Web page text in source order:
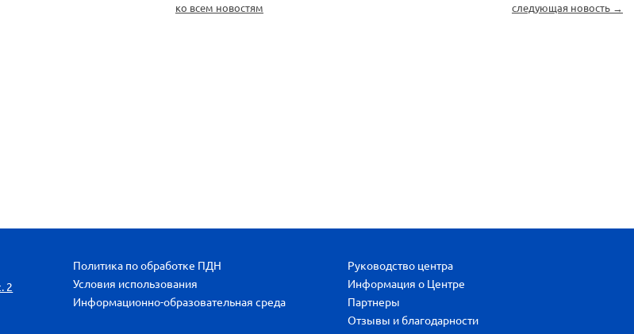
ко всем новостям следующая новость →
Политика по обработке ПДН
Условия использования
Информационно-образовательная среда
Руководство центра
Информация о Центре
Партнеры
Отзывы и благодарности
2